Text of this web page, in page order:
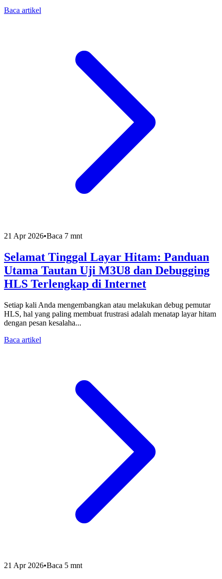
Baca artikel
21 Apr 2026•Baca 7 mnt
Selamat Tinggal Layar Hitam: Panduan
Utama Tautan Uji M3U8 dan Debugging
HLS Terlengkap di Internet
Setiap kali Anda mengembangkan atau melakukan debug pemutar
HLS, hal yang paling membuat frustrasi adalah menatap layar hitam
dengan pesan kesalaha...
Baca artikel
21 Apr 2026•Baca 5 mnt